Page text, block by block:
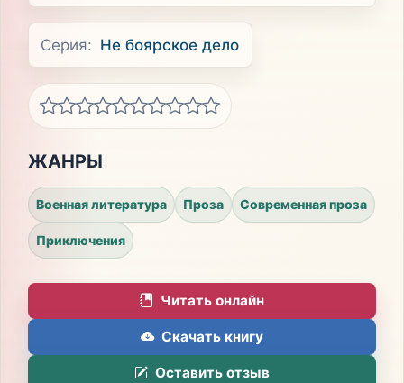
Серия: Не боярское дело
ЖАНРЫ
Военная литература Проза Современная проза
Приключения
Читать онлайн
Скачать книгу
Оставить отзыв